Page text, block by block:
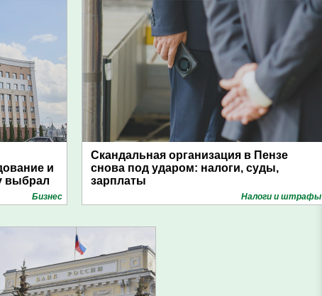
и
выбрал
Бизнес
Скандальная организация в Пензе
снова под ударом: налоги, суды,
зарплаты
Налоги и штрафы